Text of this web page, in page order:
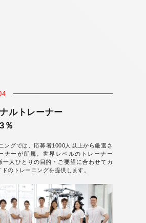
ルトレーナー
％
ングでは、応募者1000人以上から厳選さ
ナーが所属。世界レベルのトレーナー
一人ひとりの目的・ご要望に合わせてカ
のトレーニングを提供します。